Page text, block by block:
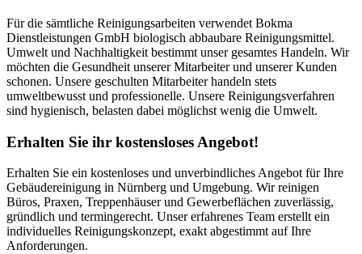
Für die sämtliche Reinigungsarbeiten verwendet Bokma
Dienstleistungen GmbH biologisch abbaubare Reinigungsmittel.
Umwelt und Nachhaltigkeit bestimmt unser gesamtes Handeln. Wir
möchten die Gesundheit unserer Mitarbeiter und unserer Kunden
schonen. Unsere geschulten Mitarbeiter handeln stets
umweltbewusst und professionelle. Unsere Reinigungsverfahren
sind hygienisch, belasten dabei möglichst wenig die Umwelt.
Erhalten Sie ihr kostensloses Angebot!
Erhalten Sie ein kostenloses und unverbindliches Angebot für Ihre
Gebäudereinigung in Nürnberg und Umgebung. Wir reinigen
Büros, Praxen, Treppenhäuser und Gewerbeflächen zuverlässig,
gründlich und termingerecht. Unser erfahrenes Team erstellt ein
individuelles Reinigungskonzept, exakt abgestimmt auf Ihre
Anforderungen.